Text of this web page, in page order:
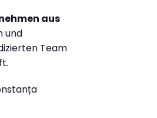
aus
und
Team